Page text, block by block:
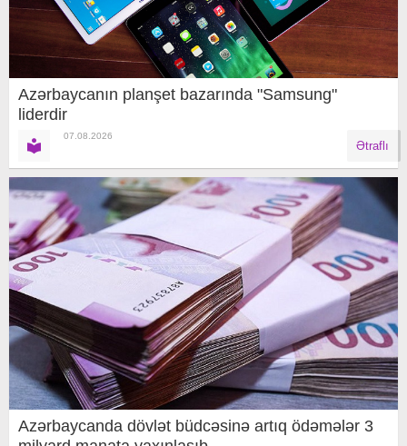
Azərbaycanın planşet bazarında "Samsung"
liderdir
07.08.2026
Ətraflı
Azərbaycanda dövlət büdcəsinə artıq ödəmələr 3